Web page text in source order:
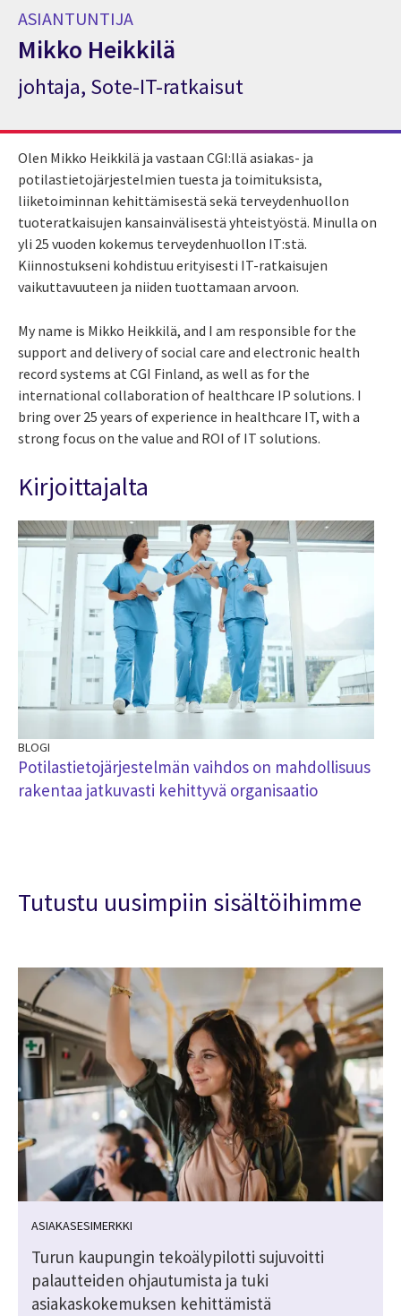
ASIANTUNTIJA
Mikko Heikkilä
Asiantuntija Mikko Heikkilä
johtaja, Sote-IT-ratkaisut
Olen Mikko Heikkilä ja vastaan CGI:llä asiakas- ja
potilastietojärjestelmien tuesta ja toimituksista,
liiketoiminnan kehittämisestä sekä terveydenhuollon
tuoteratkaisujen kansainvälisestä yhteistyöstä. Minulla on
yli 25 vuoden kokemus terveydenhuollon IT:stä.
Kiinnostukseni kohdistuu erityisesti IT-ratkaisujen
vaikuttavuuteen ja niiden tuottamaan arvoon.
My name is Mikko Heikkilä, and I am responsible for the
support and delivery of social care and electronic health
record systems at CGI Finland, as well as for the
international collaboration of healthcare IP solutions. I
bring over 25 years of experience in healthcare IT, with a
strong focus on the value and ROI of IT solutions.
Kirjoittajalta
BLOGI
Potilastietojärjestelmän vaihdos on mahdollisuus
rakentaa jatkuvasti kehittyvä organisaatio
Tutustu uusimpiin sisältöihimme
ASIAKASESIMERKKI
Turun kaupungin tekoälypilotti sujuvoitti
palautteiden ohjautumista ja tuki
asiakaskokemuksen kehittämistä